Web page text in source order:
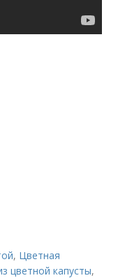
, Цветная
цветной капусты,